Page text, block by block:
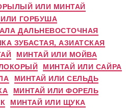
ИЛИ МИНТАЙ
ГОРБУША
ДАЛЬНЕВОСТОЧНАЯ
ЗУБАСТАЯ, АЗИАТСКАЯ
МИНТАЙ ИЛИ МОЙВА
МИНТАЙ ИЛИ САЙРА
МИНТАЙ ИЛИ СЕЛЬДЬ
МИНТАЙ ИЛИ ФОРЕЛЬ
МИНТАЙ ИЛИ ЩУКА